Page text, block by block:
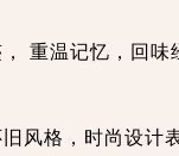
重温记忆，回味
风格，时尚设计